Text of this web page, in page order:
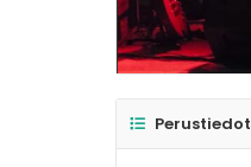
Perustiedot